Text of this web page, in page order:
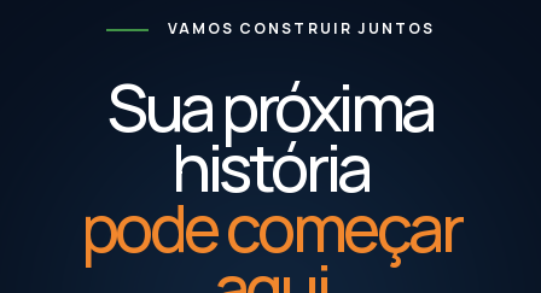
VAMOS CONSTRUIR JUNTOS
Sua próxima
história
pode começar